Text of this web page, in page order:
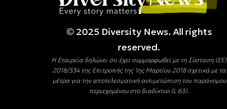
© 2025 Diversity Νews. All rights
reserved.
Η Εταιρεία δηλώνει ότι έχει συμμορφωθεί με τη Σύσταση (ΕΕ)
2018/334 της Επιτροπής της 1ης Μαρτίου 2018 σχετικά με τα
μέτρα για την αποτελεσματική αντιμετώπιση του παράνομου
περιεχομένου στο διαδίκτυο (L 63).